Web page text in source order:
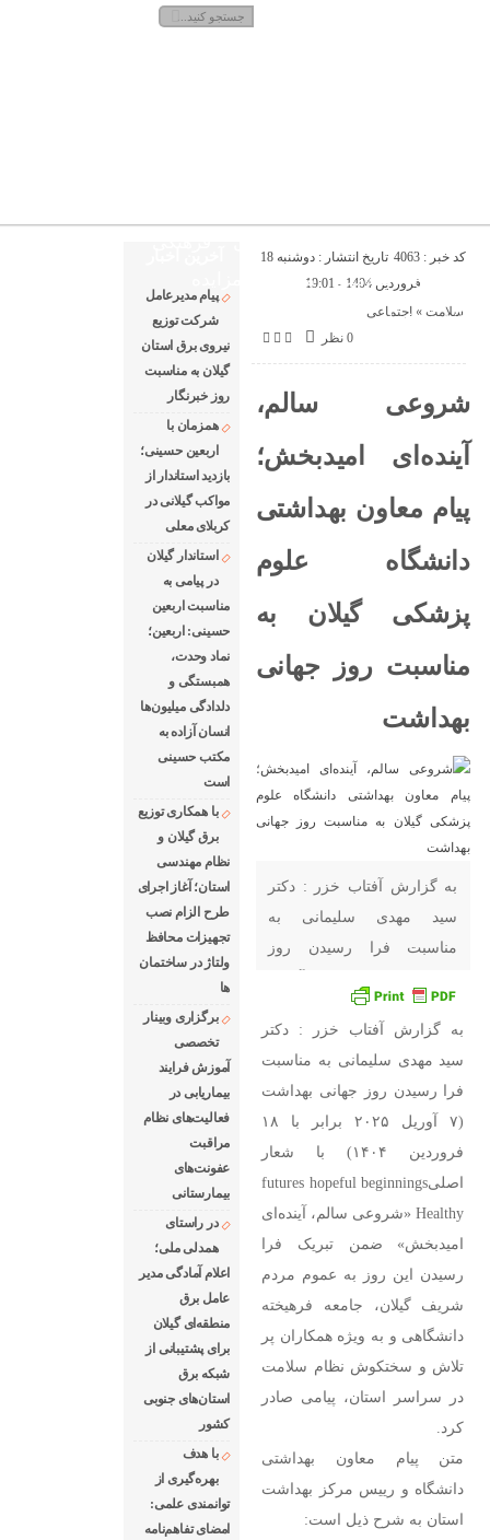
ورزشی
سلامت
مناقصه و مزایده
چندرسانه ای
کد خبر : 4063
تاریخ انتشار : دوشنبه 18
فروردین 1404 - 19:01
0 نظر
اجتماعی « سلامت
شروعی سالم،
آینده‌ای امیدبخش؛
پیام معاون بهداشتی
دانشگاه علوم
پزشکی گیلان به
مناسبت روز جهانی
بهداشت
به گزارش آفتاب خزر : دکتر
سید مهدی سلیمانی به
مناسبت فرا رسیدن روز
۱۴۰۴) با شعار اصلیfutures
hopeful beginnings Healthy
«شروعی سالم، آینده‌ای
امیدبخش» ضمن تبریک فرا
رسیدن این روز به عموم
مردم شریف گیلان، جامعه
فرهیخته دانشگاهی و به ویژه
همکاران پر تلاش و
به گزارش آفتاب خزر : دکتر
سید مهدی سلیمانی به مناسبت
فرا رسیدن روز جهانی بهداشت
(۷ آوریل ۲۰۲۵ برابر با ۱۸
فروردین ۱۴۰۴) با شعار
اصلیfutures hopeful beginnings
Healthy «شروعی سالم، آینده‌ای
امیدبخش» ضمن تبریک فرا
رسیدن این روز به عموم مردم
شریف گیلان، جامعه فرهیخته
دانشگاهی و به ویژه همکاران پر
تلاش و سختکوش نظام سلامت
در سراسر استان، پیامی صادر
کرد.
متن پیام معاون بهداشتی
دانشگاه و رییس مرکز بهداشت
استان به شرح ذیل است:
پیام مدیرعامل
شركت توزیع
نیروی برق استان
گیلان به مناسبت
روز خبرنگار ‌
همزمان با
اربعین حسینی؛
بازدید استاندار از
مواکب گیلانی در
کربلای معلی
استاندار گیلان
در پیامی به
مناسبت اربعین
حسینی: اربعین؛
نماد وحدت،
همبستگی و
دلدادگی میلیون‌ها
انسان آزاده به
مکتب حسینی
است
با همکاری توزیع
برق گیلان و
نظام مهندسی
استان؛ آغاز اجرای
طرح الزام نصب
تجهیزات محافظ
ولتاژ در ساختمان
ها
برگزاری وبینار
تخصصی
آموزش فرایند
بیماریابی در
فعالیت‌های نظام
مراقبت
عفونت‌های
بیمارستانی
در راستای
همدلی ملی؛
اعلام آمادگی مدیر
عامل برق
منطقه‌ای گیلان
برای پشتیبانی از
شبكه برق
استان‌های جنوبی
كشور
با هدف
بهره‌گیری از
توانمندی علمی:
امضای تفاهم‌نامه